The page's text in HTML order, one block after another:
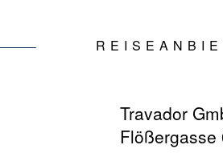
Travador
Flößergasse